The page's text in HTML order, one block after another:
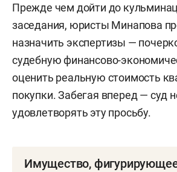
Прежде чем дойти до
заседания, юристы Минапова
назначить экспертизы —
судебную финансово-
оценить реальную стоимость
покупки. Забегая вперед — суд
удовлетворять эту просьбу.
Имущество,